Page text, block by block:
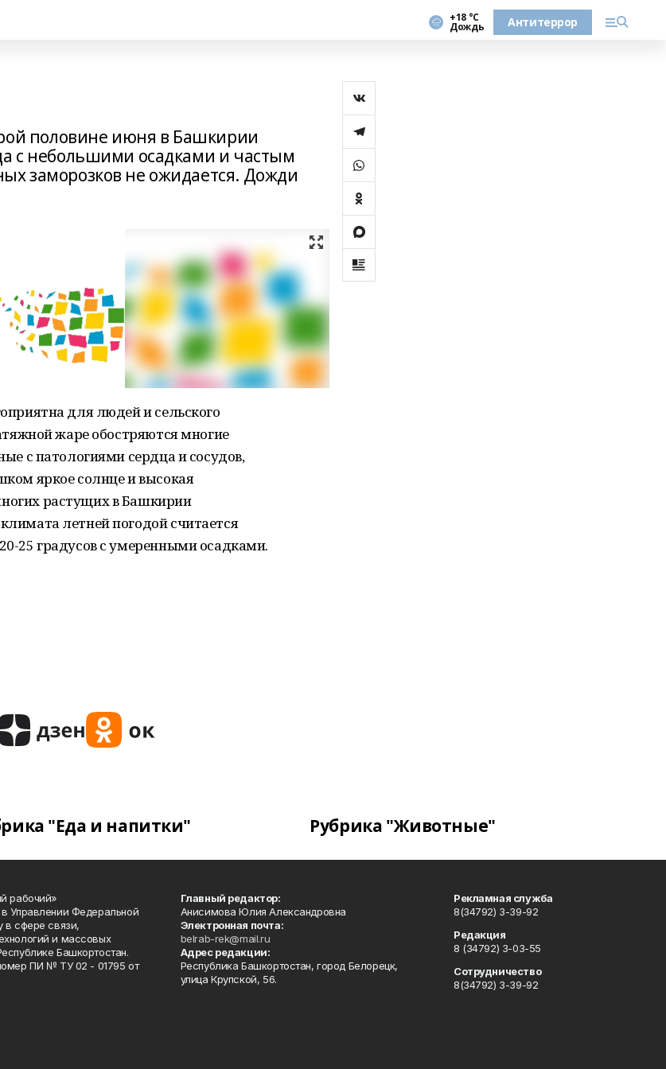
+18 °С
Дождь Антитеррор
половине июня в Башкирии
с небольшими осадками и частым
заморозков не ожидается. Дожди
для людей и сельского
жаре обостряются многие
с патологиями сердца и сосудов,
яркое солнце и высокая
растущих в Башкирии
летней погодой считается
25 градусов с умеренными осадками.
"Еда и напитки" Рубрика "Животные"
рабочий»
Управлении Федеральной
в сфере связи,
и массовых
Башкортостан.
ПИ № ТУ 02 - 01795 от
Главный редактор:
Анисимова Юлия Александровна
Электронная почта:
belrab-rek@mail.ru
Адрес редакции:
Республика Башкортостан, город Белорецк,
улица Крупской, 56.
Рекламная служба
8(34792) 3-39-92
Редакция
8 (34792) 3-03-55
Сотрудничество
8(34792) 3-39-92